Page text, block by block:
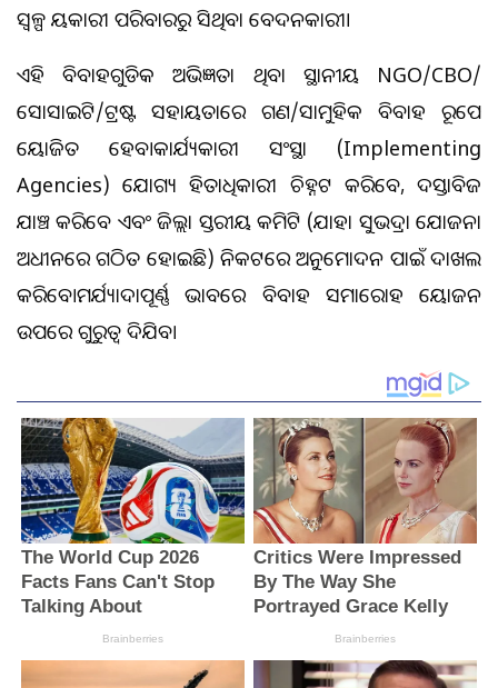
ସ୍ୱଳ୍ପ ଆୟକାରୀ ପରିବାରରୁ ଆସିଥିବା ଆବେଦନକାରୀ।
ଏହି ବିବାହଗୁଡିକ ଅଭିଜ୍ଞତା ଥିବା ସ୍ଥାନୀୟ NGO/CBO/
ସୋସାଇଟି/ଟ୍ରଷ୍ଟ ସହାୟତାରେ ଗଣ/ସାମୁହିକ ବିବାହ ରୂପେ
ଆୟୋଜିତ ହେବ।କାର୍ଯ୍ୟକାରୀ ସଂସ୍ଥା (Implementing
Agencies) ଯୋଗ୍ୟ ହିତାଧିକାରୀ ଚିହ୍ନଟ କରିବେ, ଦସ୍ତାବିଜ
ଯାଞ୍ଚ କରିବେ ଏବଂ ଜିଲ୍ଲା ସ୍ତରୀୟ କମିଟି (ଯାହା ସୁଭଦ୍ରା ଯୋଜନା
ଅଧୀନରେ ଗଠିତ ହୋଇଛି) ନିକଟରେ ଅନୁମୋଦନ ପାଇଁ ଦାଖଲ
କରିବେ।ମର୍ଯ୍ୟାଦାପୂର୍ଣ୍ଣ ଭାବରେ ବିବାହ ସମାରୋହ ଆୟୋଜନ
ଉପରେ ଗୁରୁତ୍ୱ ଦିଆଯିବ।